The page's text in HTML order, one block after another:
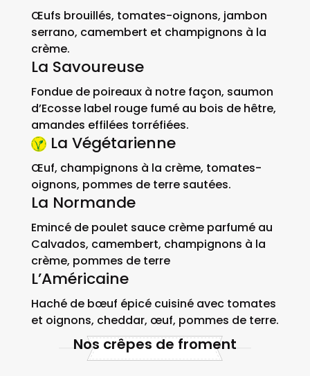
Œufs brouillés, tomates-oignons, jambon
serrano, camembert et champignons à la
crème.
La Savoureuse
Fondue de poireaux à notre façon, saumon
d’Ecosse label rouge fumé au bois de hêtre,
amandes effilées torréfiées.
La Végétarienne
Œuf, champignons à la crème, tomates-
oignons, pommes de terre sautées.
La Normande
Emincé de poulet sauce crème parfumé au
Calvados, camembert, champignons à la
crème, pommes de terre
L’Américaine
Haché de bœuf épicé cuisiné avec tomates
et oignons, cheddar, œuf, pommes de terre.
Nos crêpes de froment